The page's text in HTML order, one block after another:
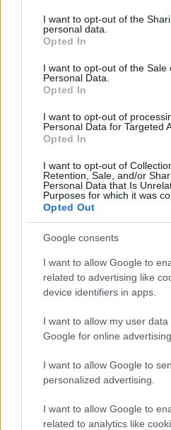
not limited to your visit or usage
grant or deny consent to Google
use your data for below
consent section.
I want to opt-out of the
personal data.
Opted In
I want to opt-out of the Sale
Personal Data.
Opted In
I want to opt-out of
Personal Data for Targeted
Opted In
I want to opt-out of
Retention, Sale, and/or
Personal Data that Is
Purposes for which it was
Opted Out
Google consents
I want to allow Google to
related to advertising like
device identifiers in apps.
I want to allow my user
Google for online
I want to allow Google to
personalized advertising.
I want to allow Google to
related to analytics like
„A leglényegesebb fejlesztések
közösségi terekből eltűnnek a
vízöblítéses toalettek kerülnek
ingyenes ivóvíz-szolgáltatást” –
főszervező, aki megemlítette
helyszínen idén nem lehet
vízállása miatt.
Mintegy száz éttermi
érkezőket, a hazai ízek mellett
különböző vegetáriánus, vegán
Sziget területén lévő
150 méteres körzetben bárki
magának. Kádár kiemelte:
„jóárasított” főételt is kínálni
és italok árait úgy alakították ki,
magasabbak, mint a fővárosban
Újabb ellátó egység a